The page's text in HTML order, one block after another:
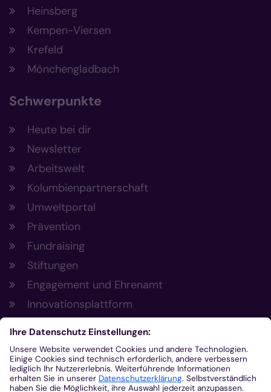
Heinsberg
Kempen-Viersen
Krefeld
Mönchengladbach
Schwerpunkte
Heute bei dir
Newsletter
Arbeitswelt
Kolumbienpartnerschaft
Umweltportal
Prävention
Fundraising
Stiftungen
Engagement und Ehrenamt
Innovationsplattform
Aus der Plattform
Nachrichten
Veranstaltungen